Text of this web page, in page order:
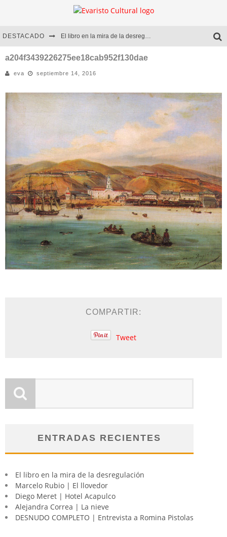
DESTACADO El libro en la mira de la desregulación
Marcelo Rubio | El llovedor
Diego Meret | Hotel Acapulco
Alejandra Correa | La nieve
a204f3439226275ee18cab952f130dae
eva septiembre 14, 2016
COMPARTIR:
Tweet
ENTRADAS RECIENTES
El libro en la mira de la desregulación
Marcelo Rubio | El llovedor
Diego Meret | Hotel Acapulco
Alejandra Correa | La nieve
DESNUDO COMPLETO | Entrevista a Romina Pistolas